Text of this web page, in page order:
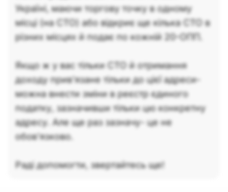
Україні, маючи торгову точку в одному
місці (на СТО) або відкриє ще кілька СТО в
різних місцях й подає по кожній 20-ОПП.
Якщо ж у вас тільки СТО й отримання
доходу прив'язане тільки до цієї адреси-
можна внести зміни в реєстр єдиного
податку, зазначивши тільки цю конкретну
адресу. Але ще раз зазначу- це не
обов'язково.
Раді допомогти, звертайтесь ще!